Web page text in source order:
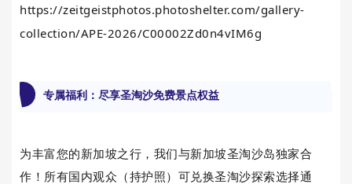
https://zeitgeistphotos.photoshelter.com/gallery-
collection/APE-2026/C00002Zd0n4vIM6g
专属福利：尽享圣淘沙免费景点权益
为丰富您的新加坡之行，我们与新加坡圣淘沙岛独家合
作！所有国内观众（持护照）可兑换圣淘沙探索选择通